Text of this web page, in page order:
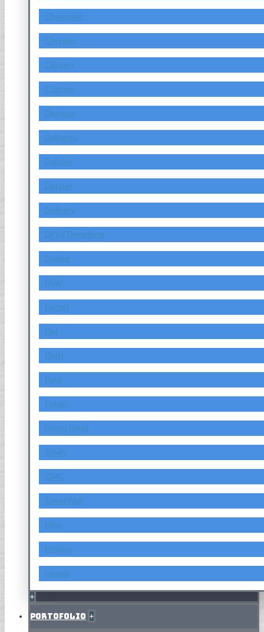
Chevrolet
Chrysler
Citroen
Custom
Daewoo
Daihatsu
Daimler
Datsun
Delivery
DFSK Dongfeng
Dodge
FAW
Ferrari
Fiat
Fiath
Ford
Foton
Fuyao Glass
Geely
GMC
GreatWall
Hino
Holden
Honda
+
Portofolio +